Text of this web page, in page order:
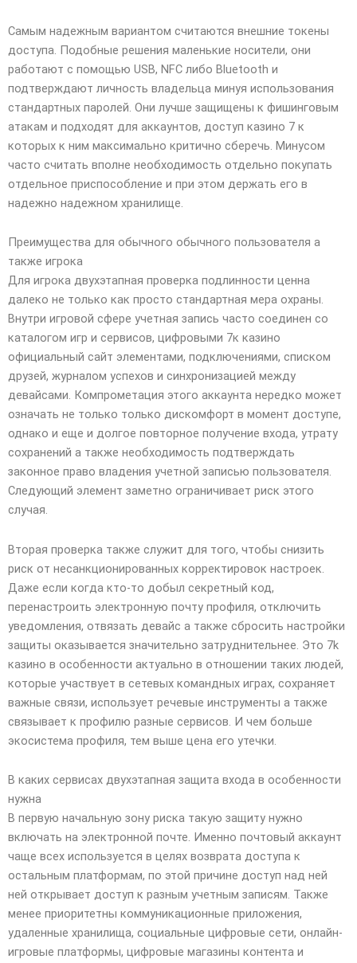
Самым надежным вариантом считаются внешние токены
доступа. Подобные решения маленькие носители, они
работают с помощью USB, NFC либо Bluetooth и
подтверждают личность владельца минуя использования
стандартных паролей. Они лучше защищены к фишинговым
атакам и подходят для аккаунтов, доступ казино 7 к
которых к ним максимально критично сберечь. Минусом
часто считать вполне необходимость отдельно покупать
отдельное приспособление и при этом держать его в
надежно надежном хранилище.
Преимущества для обычного обычного пользователя а
также игрока
Для игрока двухэтапная проверка подлинности ценна
далеко не только как просто стандартная мера охраны.
Внутри игровой сфере учетная запись часто соединен со
каталогом игр и сервисов, цифровыми 7к казино
официальный сайт элементами, подключениями, списком
друзей, журналом успехов и синхронизацией между
девайсами. Компрометация этого аккаунта нередко может
означать не только только дискомфорт в момент доступе,
однако и еще и долгое повторное получение входа, утрату
сохранений а также необходимость подтверждать
законное право владения учетной записью пользователя.
Следующий элемент заметно ограничивает риск этого
случая.
Вторая проверка также служит для того, чтобы снизить
риск от несанкционированных корректировок настроек.
Даже если когда кто-то добыл секретный код,
перенастроить электронную почту профиля, отключить
уведомления, отвязать девайс а также сбросить настройки
защиты оказывается значительно затруднительнее. Это 7k
казино в особенности актуально в отношении таких людей,
которые участвует в сетевых командных играх, сохраняет
важные связи, использует речевые инструменты а также
связывает к профилю разные сервисов. И чем больше
экосистема профиля, тем выше цена его утечки.
В каких сервисах двухэтапная защита входа в особенности
нужна
В первую начальную зону риска такую защиту нужно
включать на электронной почте. Именно почтовый аккаунт
чаще всех используется в целях возврата доступа к
остальным платформам, по этой причине доступ над ней
ней открывает доступ к разным учетным записям. Также
менее приоритетны коммуникационные приложения,
удаленные хранилища, социальные цифровые сети, онлайн-
игровые платформы, цифровые магазины контента и